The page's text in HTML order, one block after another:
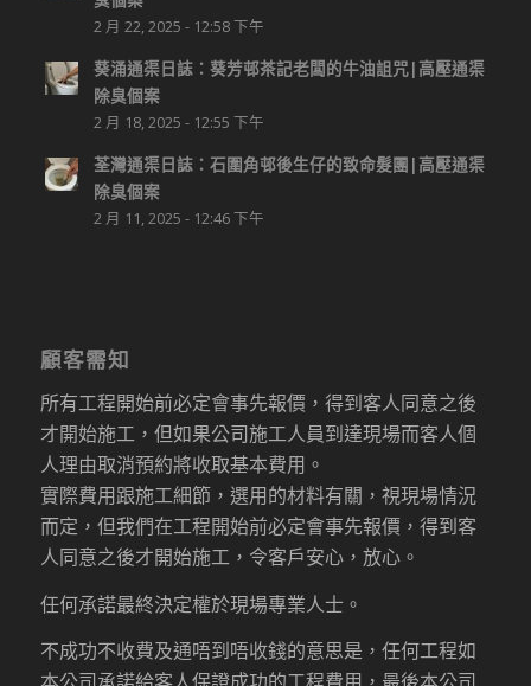
2 月 22, 2025 - 12:58 下午
葵涌通渠日誌：葵芳邨茶記老闆的牛油詛咒|高壓通渠
除臭個案
2 月 18, 2025 - 12:55 下午
荃灣通渠日誌：石圍角邨後生仔的致命髮團|高壓通渠
除臭個案
2 月 11, 2025 - 12:46 下午
顧客需知
所有工程開始前必定會事先報價，得到客人同意之後
才開始施工，但如果公司施工人員到達現場而客人個
人理由取消預約將收取基本費用。
實際費用跟施工細節，選用的材料有關，視現場情況
而定，但我們在工程開始前必定會事先報價，得到客
人同意之後才開始施工，令客戶安心，放心。
任何承諾最終決定權於現場專業人士。
不成功不收費及通唔到唔收錢的意思是，任何工程如